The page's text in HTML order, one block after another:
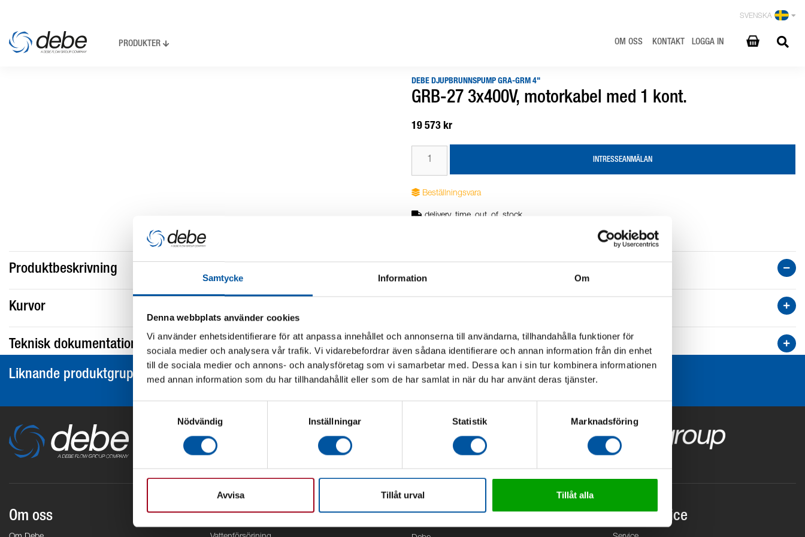
Samtycke Information Om
Denna webbplats använder cookies
Vi använder enhetsidentifierare för att anpassa innehållet och annonserna till användarna, tillhandahålla funktioner för
sociala medier och analysera vår trafik. Vi vidarebefordrar även sådana identifierare och annan information från din enhet
till de sociala medier och annons- och analysföretag som vi samarbetar med. Dessa kan i sin tur kombinera informationen
med annan information som du har tillhandahållit eller som de har samlat in när du har använt deras tjänster.
Samtyckesval
Nödvändig
Inställningar Statistik Marknadsföring
Avvisa Tillåt urval Tillåt alla
SVENSKA
PRODUKTER OM OSS KONTAKT LOGGA IN
DEBE DJUPBRUNNSPUMP GRA-GRM 4"
GRB-27 3x400V, motorkabel med 1 kont.
19 573 kr
INTRESSEANMÄLAN
Beställningsvara
delivery_time_out_of_stock
Produktbeskrivning
Kurvor
Teknisk dokumentation
Liknande produktgrupper
Om oss Områden Kontor Kundservice